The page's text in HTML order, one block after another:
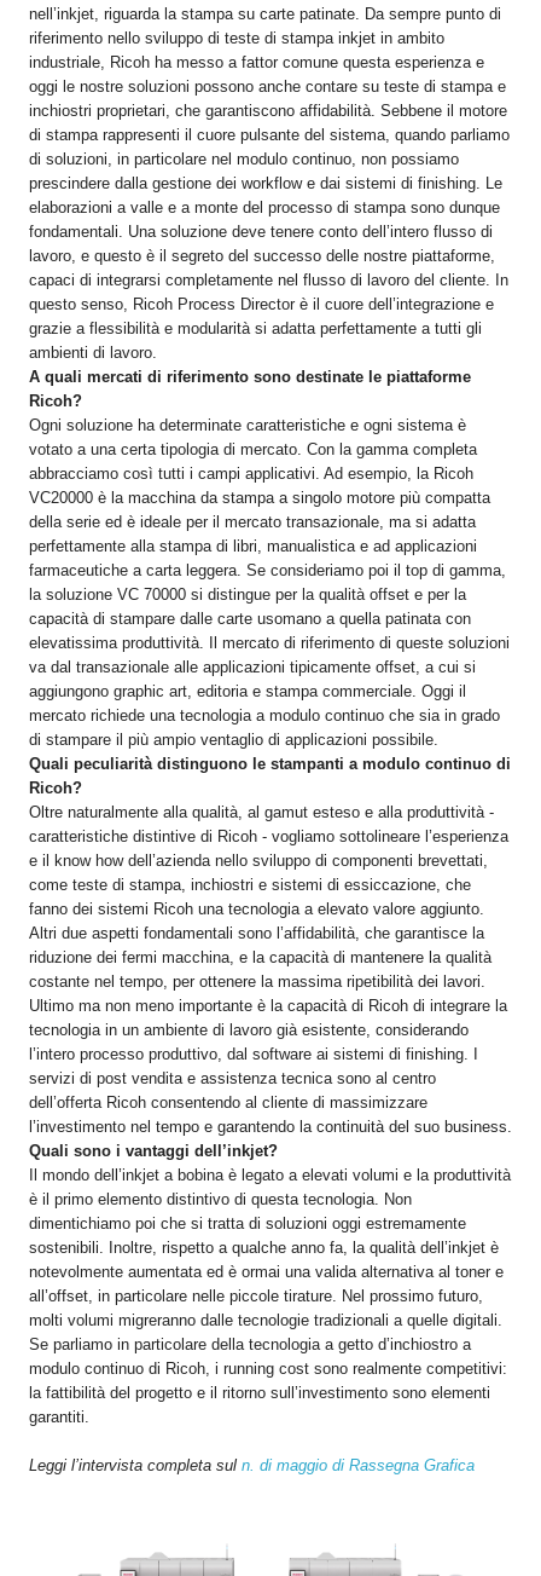
nell’inkjet, riguarda la stampa su carte patinate. Da sempre punto di
riferimento nello sviluppo di teste di stampa inkjet in ambito
industriale, Ricoh ha messo a fattor comune questa esperienza e
oggi le nostre soluzioni possono anche contare su teste di stampa e
inchiostri proprietari, che garantiscono affidabilità. Sebbene il motore
di stampa rappresenti il cuore pulsante del sistema, quando parliamo
di soluzioni, in particolare nel modulo continuo, non possiamo
prescindere dalla gestione dei workflow e dai sistemi di finishing. Le
elaborazioni a valle e a monte del processo di stampa sono dunque
fondamentali. Una soluzione deve tenere conto dell’intero flusso di
lavoro, e questo è il segreto del successo delle nostre piattaforme,
capaci di integrarsi completamente nel flusso di lavoro del cliente. In
questo senso, Ricoh Process Director è il cuore dell’integrazione e
grazie a flessibilità e modularità si adatta perfettamente a tutti gli
ambienti di lavoro.
A quali mercati di riferimento sono destinate le piattaforme
Ricoh?
Ogni soluzione ha determinate caratteristiche e ogni sistema è
votato a una certa tipologia di mercato. Con la gamma completa
abbracciamo così tutti i campi applicativi. Ad esempio, la Ricoh
VC20000 è la macchina da stampa a singolo motore più compatta
della serie ed è ideale per il mercato transazionale, ma si adatta
perfettamente alla stampa di libri, manualistica e ad applicazioni
farmaceutiche a carta leggera. Se consideriamo poi il top di gamma,
la soluzione VC 70000 si distingue per la qualità offset e per la
capacità di stampare dalle carte usomano a quella patinata con
elevatissima produttività. Il mercato di riferimento di queste soluzioni
va dal transazionale alle applicazioni tipicamente offset, a cui si
aggiungono graphic art, editoria e stampa commerciale. Oggi il
mercato richiede una tecnologia a modulo continuo che sia in grado
di stampare il più ampio ventaglio di applicazioni possibile.
Quali peculiarità distinguono le stampanti a modulo continuo di
Ricoh?
Oltre naturalmente alla qualità, al gamut esteso e alla produttività -
caratteristiche distintive di Ricoh - vogliamo sottolineare l’esperienza
e il know how dell’azienda nello sviluppo di componenti brevettati,
come teste di stampa, inchiostri e sistemi di essiccazione, che
fanno dei sistemi Ricoh una tecnologia a elevato valore aggiunto.
Altri due aspetti fondamentali sono l’affidabilità, che garantisce la
riduzione dei fermi macchina, e la capacità di mantenere la qualità
costante nel tempo, per ottenere la massima ripetibilità dei lavori.
Ultimo ma non meno importante è la capacità di Ricoh di integrare la
tecnologia in un ambiente di lavoro già esistente, considerando
l’intero processo produttivo, dal software ai sistemi di finishing. I
servizi di post vendita e assistenza tecnica sono al centro
dell’offerta Ricoh consentendo al cliente di massimizzare
l’investimento nel tempo e garantendo la continuità del suo business.
Quali sono i vantaggi dell’inkjet?
Il mondo dell’inkjet a bobina è legato a elevati volumi e la produttività
è il primo elemento distintivo di questa tecnologia. Non
dimentichiamo poi che si tratta di soluzioni oggi estremamente
sostenibili. Inoltre, rispetto a qualche anno fa, la qualità dell’inkjet è
notevolmente aumentata ed è ormai una valida alternativa al toner e
all’offset, in particolare nelle piccole tirature. Nel prossimo futuro,
molti volumi migreranno dalle tecnologie tradizionali a quelle digitali.
Se parliamo in particolare della tecnologia a getto d’inchiostro a
modulo continuo di Ricoh, i running cost sono realmente competitivi:
la fattibilità del progetto e il ritorno sull’investimento sono elementi
garantiti.
Leggi l’intervista completa sul n. di maggio di Rassegna Grafica